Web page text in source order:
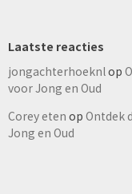
Laatste reacties
jongachterhoeknlop
voor Jong en Oud
Corey eten op Ontdek
Jong en Oud